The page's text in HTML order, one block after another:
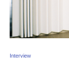
Interview